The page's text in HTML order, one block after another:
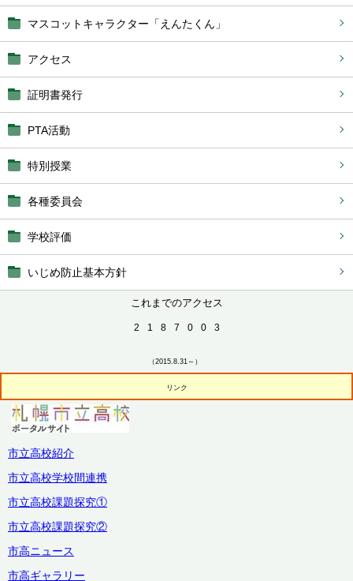
マスコットキャラクター「えんたくん」
アクセス
証明書発行
PTA活動
特別授業
各種委員会
学校評価
いじめ防止基本方針
これまでのアクセス
2 1 8 7 0 0 3
（2015.8.31～）
リンク
市立高校紹介
市立高校学校間連携
市立高校課題探究①
市立高校課題探究②
市高ニュース
市高ギャラリー